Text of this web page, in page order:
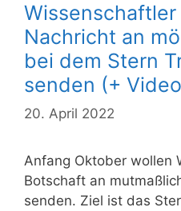
Nachricht an
bei dem Stern
senden (+
20. April 2022
Anfang Oktober wollen
Botschaft an
senden. Ziel ist das